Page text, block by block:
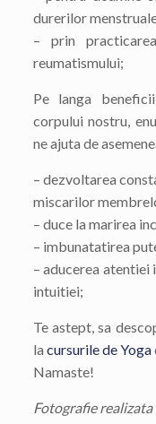
durerilor
– prin
reumatismului;
Pe langa
corpului nostru,
ne ajuta de
– dezvoltarea
miscarilor
– duce la marirea
– imbunatatirea
– aducerea
intuitiei;
Te astept, sa
la cursurile de Yoga
Namaste!
Fotografie